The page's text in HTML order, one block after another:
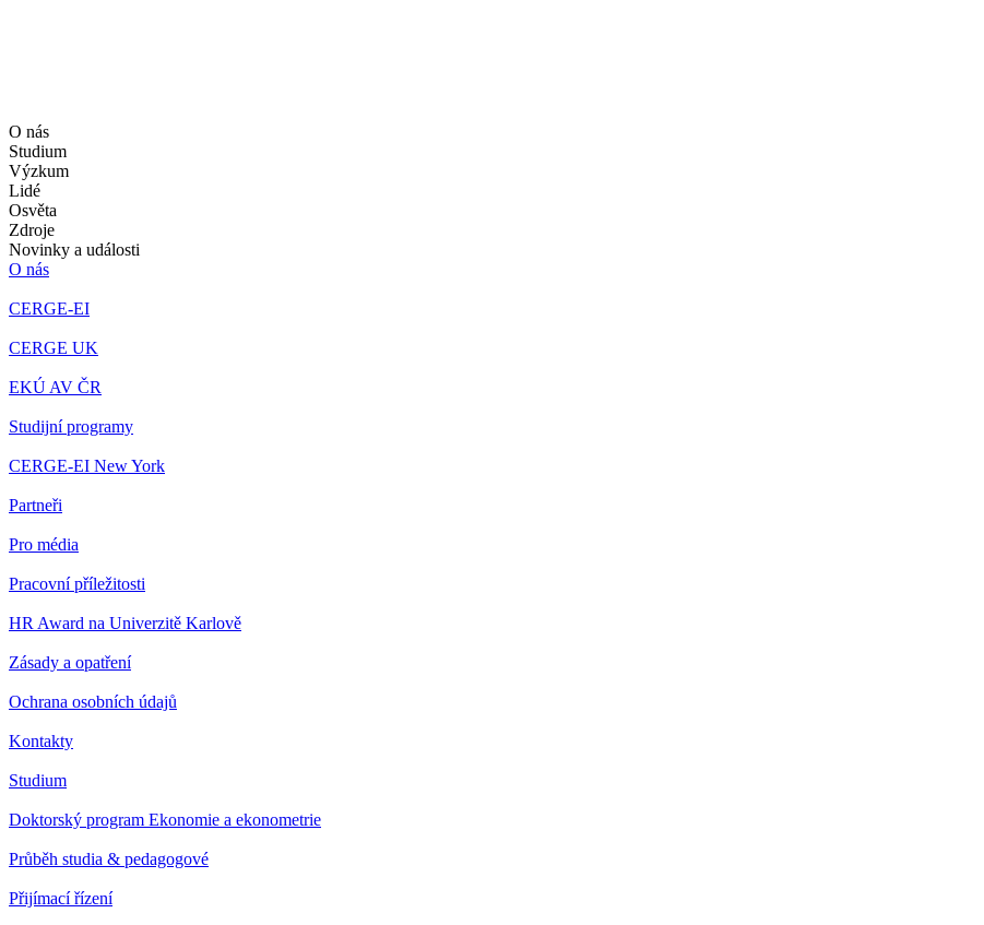
O nás
Studium
Výzkum
Lidé
Osvěta
Zdroje
Novinky a události
O nás
CERGE-EI
CERGE UK
EKÚ AV ČR
Studijní programy
CERGE-EI New York
Partneři
Pro média
Pracovní příležitosti
HR Award na Univerzitě Karlově
Zásady a opatření
Ochrana osobních údajů
Kontakty
Studium
Doktorský program Ekonomie a ekonometrie
Průběh studia & pedagogové
Přijímací řízení